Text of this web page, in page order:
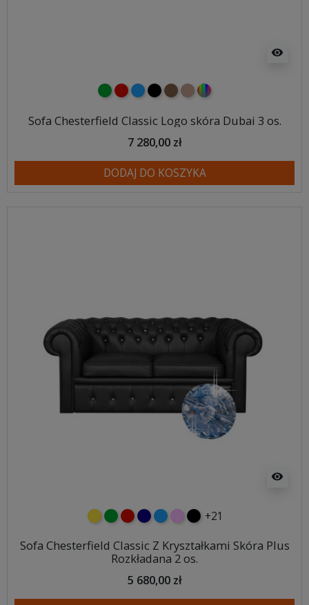
visibility
zielonyczerwony
niebieski
czarnybrązowy
jasnobrązowy
wybór koloru
Sofa Chesterfield Classic Logo skóra Dubai 3 os.
7 280,00 zł
DODAJ DO KOSZYKA
visibility
żółtyzielonyczerwony
granatowy
niebieski
różowy
czarny
+21
Sofa Chesterfield Classic Z Kryształkami Skóra Plus
Rozkładana 2 os.
5 680,00 zł